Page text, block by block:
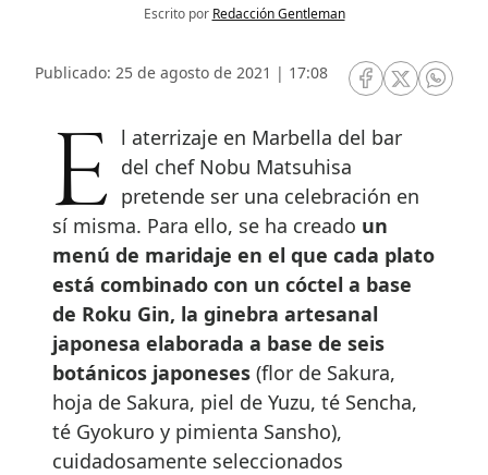
Escrito por Redacción Gentleman
Publicado: 25 de agosto de 2021 | 17:08
RRSS Facebook
RRSSRRSS
El aterrizaje en Marbella del bar del chef Nobu Matsuhisa
pretende ser una celebración en
sí misma. Para ello, se ha creado un
menú de maridaje en el que cada plato
está combinado con un cóctel a base
de Roku Gin, la ginebra artesanal
japonesa elaborada a base de seis
botánicos japoneses (flor de Sakura,
hoja de Sakura, piel de Yuzu, té Sencha,
té Gyokuro y pimienta Sansho),
cuidadosamente seleccionados